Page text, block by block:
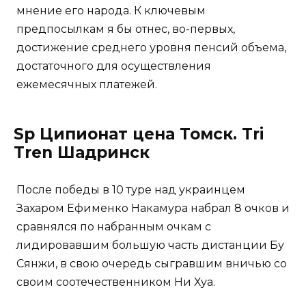
мнение его народа. К ключевым
предпосылкам я бы отнес, во-первых,
достижение среднего уровня пенсий объема,
достаточного для осуществления
ежемесячных платежей.
Sp Ципионат цена Томск. Tri
Tren Шадринск
После победы в 10 туре над украинцем
Захаром Ефименко Накамура набрал 8 очков и
сравнялся по набранным очкам с
лидировавшим большую часть дистанции Бу
Сянжи, в свою очередь сыгравшим вничью со
своим соотечественником Ни Хуа.